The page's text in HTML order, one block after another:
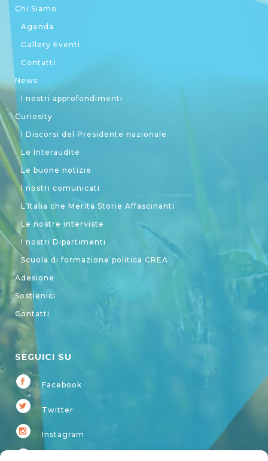
Chi Siamo
Agenda
Gallery Eventi
Contatti
News
I nostri approfondimenti
Curiosity
I Discorsi del Presidente nazionale
Le Interaudite
Le buone notizie
I nostri comunicati
L’Italia che Merita Storie Affascinanti
Le nostre interviste
I nostri Dipartimenti
Scuola di formazione politica CREA
Adesione
Sostienici
Contatti
SEGUICI SU
Facebook
Twitter
Instagram